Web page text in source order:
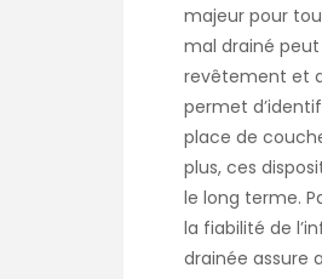
majeur pour
mal drainé
revêtement et
permet
place de
plus, ces
le long terme.
la fiabilité de
drainée assure